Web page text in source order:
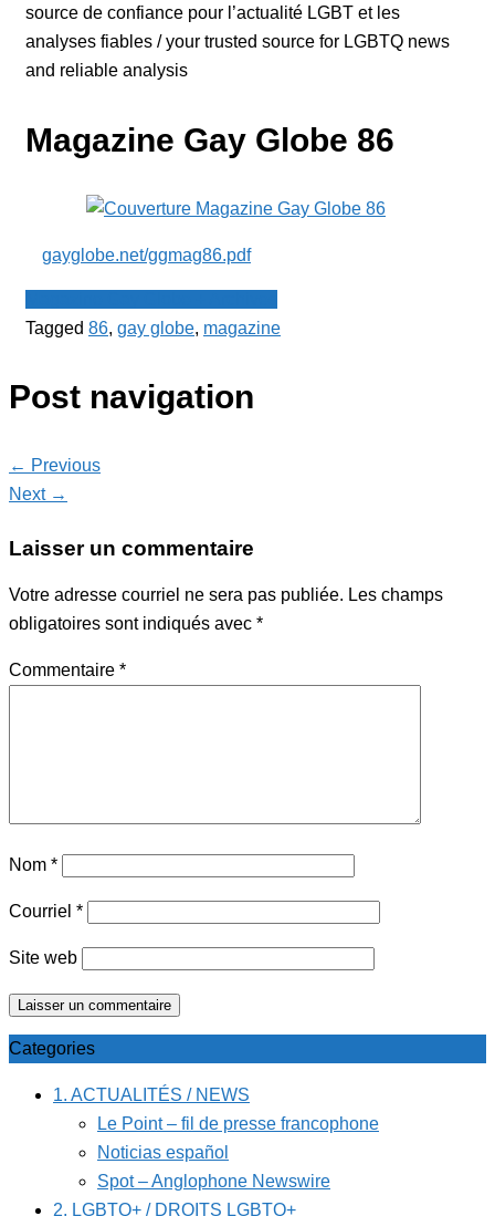
source de confiance pour l’actualité LGBT et les
analyses fiables / your trusted source for LGBTQ news
and reliable analysis
Magazine Gay Globe 86
gayglobe.net/ggmag86.pdf
Tagged 86, gay globe, magazine
Post navigation
← Previous
Next →
Laisser un commentaire
Votre adresse courriel ne sera pas publiée. Les champs
obligatoires sont indiqués avec *
Commentaire *
Nom *
Courriel *
Site web
Categories
1. ACTUALITÉS / NEWS
Le Point – fil de presse francophone
Noticias español
Spot – Anglophone Newswire
2. LGBTQ+ / DROITS LGBTQ+